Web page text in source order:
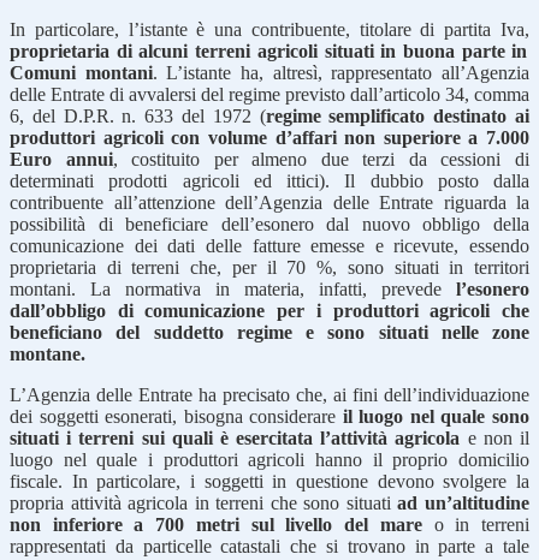
In particolare, l’istante è una contribuente, titolare di partita Iva,
proprietaria di alcuni terreni agricoli situati in buona parte in
Comuni montani. L’istante ha, altresì, rappresentato all’Agenzia
delle Entrate di avvalersi del regime previsto dall’articolo 34, comma
6, del D.P.R. n. 633 del 1972 (regime semplificato destinato ai
produttori agricoli con volume d’affari non superiore a 7.000
Euro annui, costituito per almeno due terzi da cessioni di
determinati prodotti agricoli ed ittici). Il dubbio posto dalla
contribuente all’attenzione dell’Agenzia delle Entrate riguarda la
possibilità di beneficiare dell’esonero dal nuovo obbligo della
comunicazione dei dati delle fatture emesse e ricevute, essendo
proprietaria di terreni che, per il 70 %, sono situati in territori
montani. La normativa in materia, infatti, prevede l’esonero
dall’obbligo di comunicazione per i produttori agricoli che
beneficiano del suddetto regime e sono situati nelle zone
montane.
L’Agenzia delle Entrate ha precisato che, ai fini dell’individuazione
dei soggetti esonerati, bisogna considerare il luogo nel quale sono
situati i terreni sui quali è esercitata l’attività agricola e non il
luogo nel quale i produttori agricoli hanno il proprio domicilio
fiscale. In particolare, i soggetti in questione devono svolgere la
propria attività agricola in terreni che sono situatiad un’altitudine
non inferiore a 700 metri sul livello del mareo in terreni
rappresentati da particelle catastali che si trovano in parte a tale